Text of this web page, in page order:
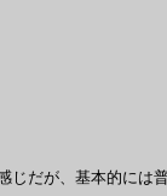
だが、基本的には